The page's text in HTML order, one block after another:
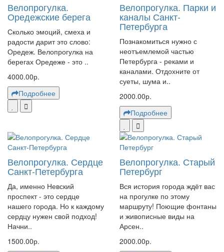
Велопрогулка.
Оредежские берега
Сколько эмоций, смеха и
радости дарит это слово:
Оредеж. Велопрогулка на
берегах Оредеже - это ..
4000.00р.
Подробнее
Велопрогулка. Парки и
каналы Санкт-
Петербурга
Познакомиться нужно с
неотъемлемой частью
Петербурга - реками и
каналами. Отдохните от
суеты, шума и..
2000.00р.
Подробнее
Велопрогулка. Сердце
Санкт-Петербурга
Да, именно Невский
проспект - это сердце
нашего города. Но к каждому
сердцу нужен свой подход!
Начни..
1500.00р.
Велопрогулка. Старый
Петербург
Вся история города ждёт вас
на прогулке по этому
маршруту! Поющие фонтаны
и живописные виды на
Арсен..
2000.00р.